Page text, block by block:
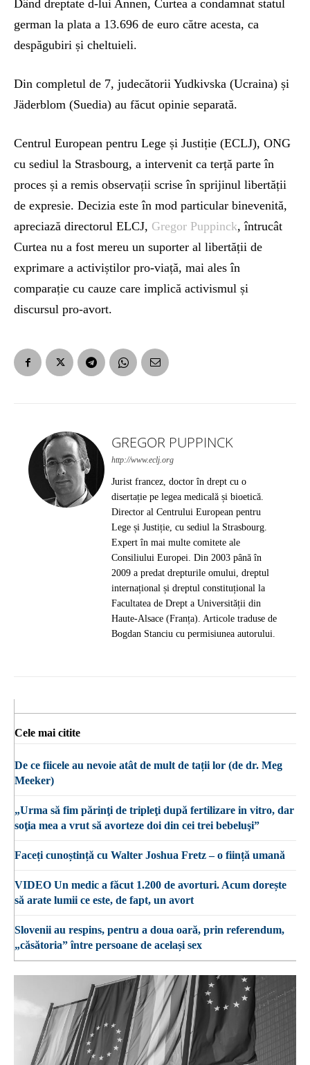
Dând dreptate d-lui Annen, Curtea a condamnat statul
german la plata a 13.696 de euro către acesta, ca
despăgubiri și cheltuieli.
Din completul de 7, judecătorii Yudkivska (Ucraina) și
Jäderblom (Suedia) au făcut opinie separată.
Centrul European pentru Lege și Justiție (ECLJ), ONG
cu sediul la Strasbourg, a intervenit ca terță parte în
proces și a remis observații scrise în sprijinul libertății
de expresie. Decizia este în mod particular binevenită,
apreciază directorul ELCJ, Gregor Puppinck, întrucât
Curtea nu a fost mereu un suporter al libertății de
exprimare a activiștilor pro-viață, mai ales în
comparație cu cauze care implică activismul și
discursul pro-avort.
GREGOR PUPPINCK
http://www.eclj.org
Jurist francez, doctor în drept cu o
disertație pe legea medicală și bioetică.
Director al Centrului European pentru
Lege și Justiție, cu sediul la Strasbourg.
Expert în mai multe comitete ale
Consiliului Europei. Din 2003 până în
2009 a predat drepturile omului, dreptul
internațional și dreptul constituțional la
Facultatea de Drept a Universității din
Haute-Alsace (Franța). Articole traduse de
Bogdan Stanciu cu permisiunea autorului.
Cele mai citite
De ce fiicele au nevoie atât de mult de tații lor (de dr. Meg
Meeker)
„Urma să fim părinţi de tripleţi după fertilizare in vitro, dar
soţia mea a vrut să avorteze doi din cei trei bebeluşi”
Faceți cunoștință cu Walter Joshua Fretz – o ființă umană
VIDEO Un medic a făcut 1.200 de avorturi. Acum dorește
să arate lumii ce este, de fapt, un avort
Slovenii au respins, pentru a doua oară, prin referendum,
„căsătoria” între persoane de același sex